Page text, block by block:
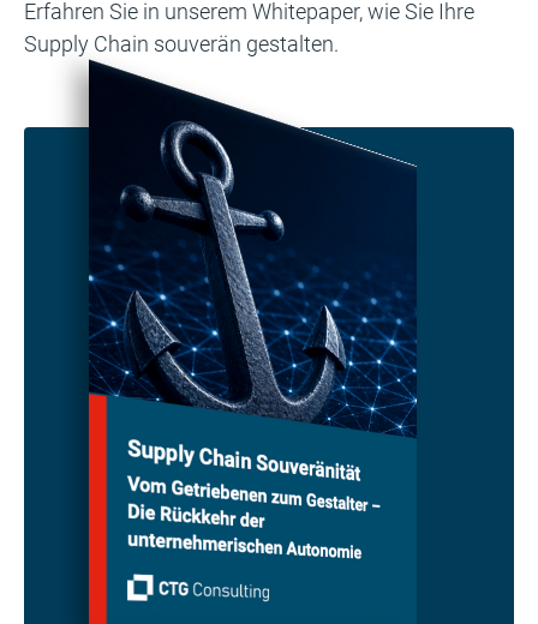
Erfahren Sie in unserem Whitepaper, wie Sie Ihre
Supply Chain souverän gestalten.